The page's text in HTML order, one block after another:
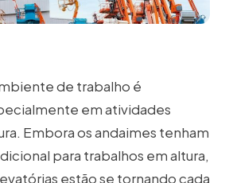
de trabalho é
em atividades
Embora os andaimes tenham
para trabalhos em altura,
estão se tornando cada